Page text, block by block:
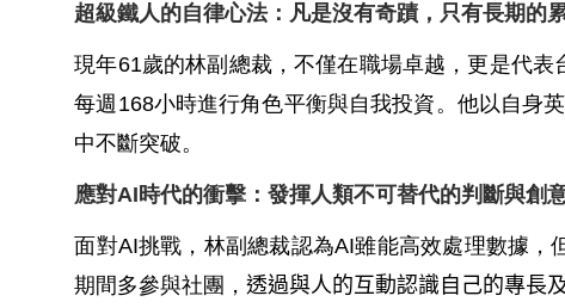
超級鐵人的自律心法：凡是沒有奇蹟，只有長期的
現年61歲的林副總裁，不僅在職場卓越，更是代
每週 168小時進行角色平衡與自我投資。他以自身
中不斷突破。
應對AI時代的衝擊：發揮人類不可替代的判斷與創
面對AI挑戰，林副總裁認為AI雖能高效處理數據，
期間多參與社團，透過與人的互動認識自己的專長